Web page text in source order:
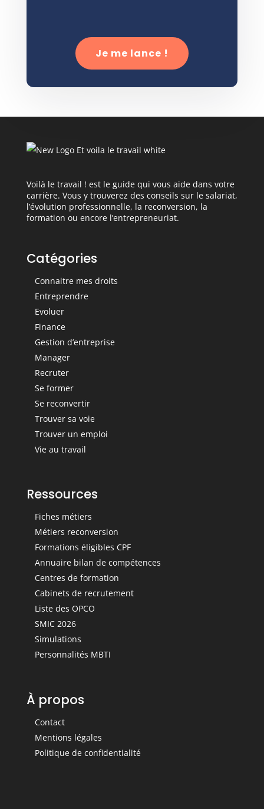
Je me lance !
Voilà le travail ! est le guide qui vous aide dans votre
carrière. Vous y trouverez des conseils sur le salariat,
l’évolution professionnelle, la reconversion, la
formation ou encore l’entrepreneuriat.
Catégories
Connaitre mes droits
Entreprendre
Evoluer
Finance
Gestion d’entreprise
Manager
Recruter
Se former
Se reconvertir
Trouver sa voie
Trouver un emploi
Vie au travail
Ressources
Fiches métiers
Métiers reconversion
Formations éligibles CPF
Annuaire bilan de compétences
Centres de formation
Cabinets de recrutement
Liste des OPCO
SMIC 2026
Simulations
Personnalités MBTI
À propos
Contact
Mentions légales
Politique de confidentialité